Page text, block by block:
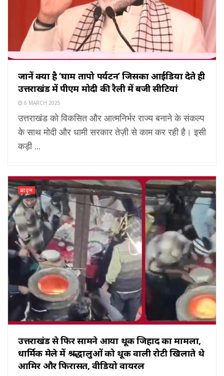
जानें क्या है ‘घाम तापो पर्यटन’ जिसका आईडिया देते ही
उत्तराखंड में पीएम मोदी की रैली में बजी सीटियां
6 MARCH 2025
उत्तराखंड को विकसित और आत्मनिर्भर राज्य बनाने के संकल्प
के साथ मोदी और धामी सरकार तेज़ी से काम कर रही है। इसी
कड़ी ...
क्राइम
उत्तराखंड से फिर सामने आया थूक जिहाद का मामला,
धार्मिक मेले में श्रद्धालुओं को थूक वाली रोटी खिलाते थे
आमिर और फिरासत, वीडियो वायरल